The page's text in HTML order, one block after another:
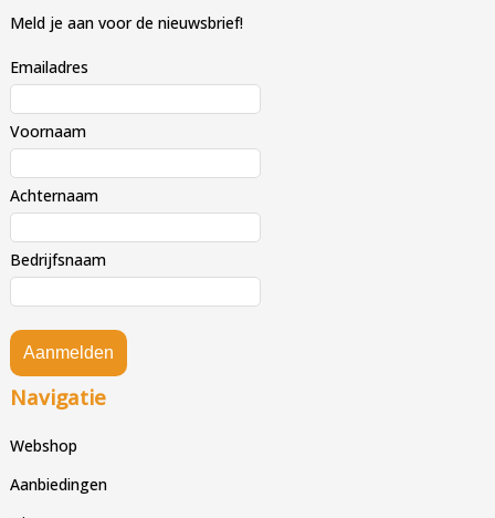
Meld je aan voor de nieuwsbrief!
Emailadres
Voornaam
Achternaam
Bedrijfsnaam
Aanmelden
Navigatie
Webshop
Aanbiedingen